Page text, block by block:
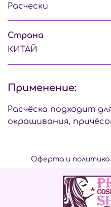
Расчески
Страна
КИТАЙ
Применение:
Расчёска подходит
окрашивания,
Оферта и политика